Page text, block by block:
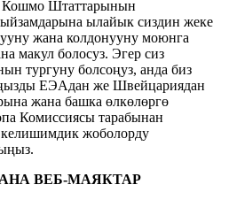
Кошмо Штаттарынын
ылайык сиздин жеке
жана колдонууну моюнга
макул болосуз. Эгер сиз
тургуну болсоңуз, анда биз
ЕЭАдан же Швейцариядан
жана башка өлкөлөргө
Комиссиясы тарабынан
келишимдик жоболорду
ВЕБ-МАЯКТАР